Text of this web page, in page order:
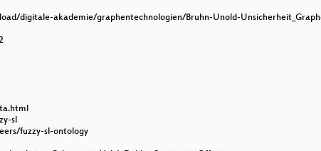
digitale-akademie/graphentechnologien/Bruhn-Unold-
sl
fuzzy-sl-ontology